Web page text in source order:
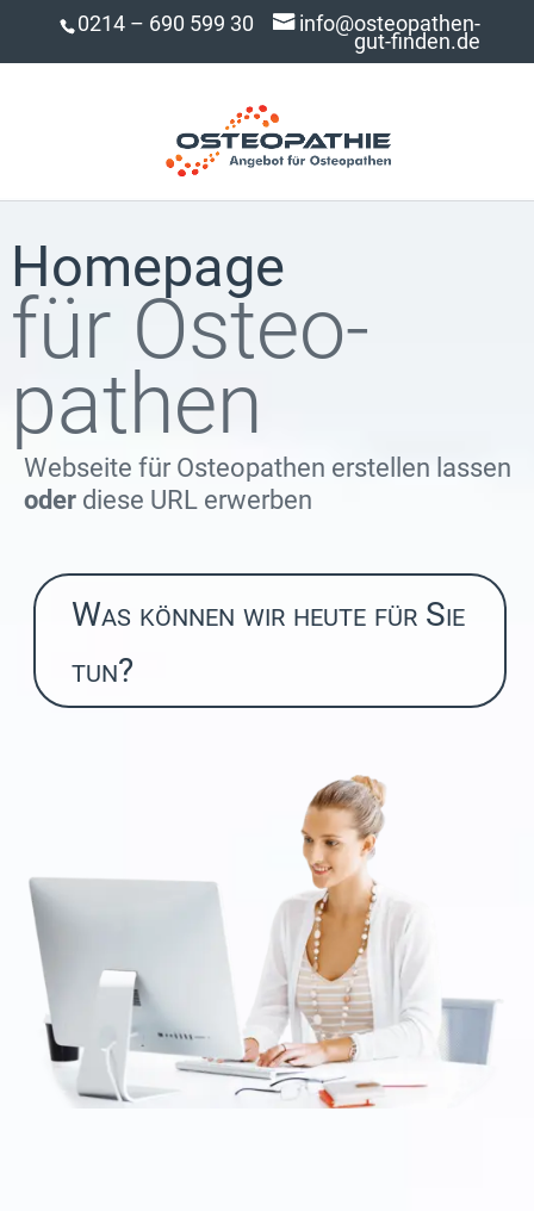
0214 – 690 599 30 info@osteopathen-
gut-finden.de
Homepage
für Osteo­
pathen
Webseite für Osteopathen erstellen lassen
oderdiese URL erwerben
Was können wir heute für Sie
tun?